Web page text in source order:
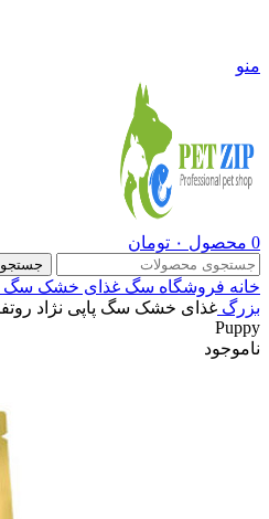
منو
0 محصول ۰ تومان
جستجو
خانه فروشگاه سگ غذای خشک سگ
بزرگ
Puppy
ناموجود